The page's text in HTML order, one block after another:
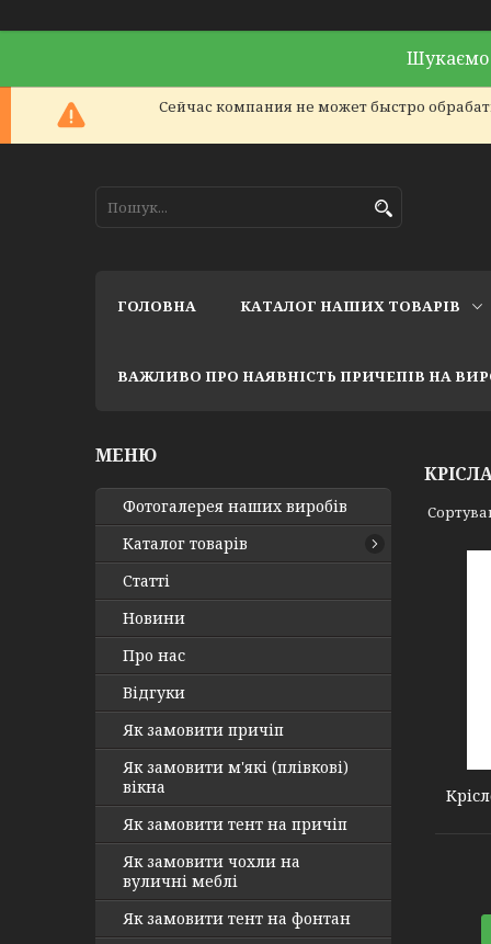
Шукаємо
Сейчас компания не может быстро
ГОЛОВНА КАТАЛОГ НАШИХ ТОВАРІВ
ВАЖЛИВО ПРО НАЯВНІСТЬ ПРИЧЕПІВ НА
2110133
Фотогалерея наших виробів
Каталог товарів
Статті
Новини
Про нас
Відгуки
Як замовити причіп
Як замовити м'які (плівкові)
вікна
Як замовити тент на причіп
Як замовити чохли на
вуличні меблі
Як замовити тент на фонтан